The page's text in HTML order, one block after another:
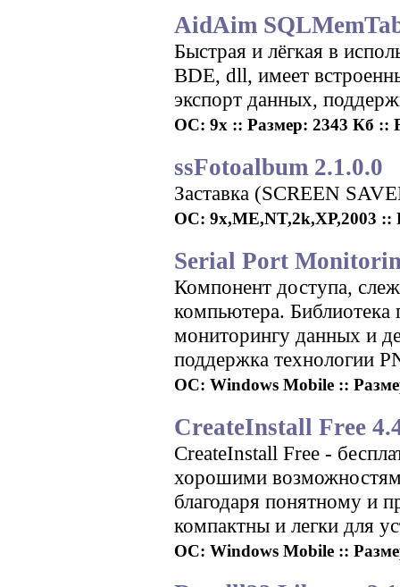
AidAim
Быстрая и лёгкая в
BDE, dll, имеет
экспорт данных,
ОС: 9x :: Размер: 2343 Кб ::
ssFotoalbum 2.1.0.0
Заставка (SCREEN
ОС: 9x,ME,NT,2k,XP,2003 ::
Serial Port
Компонент доступа,
компьютера. Библиотека
мониторингу данных и
поддержка технологии
ОС: Windows Mobile ::
CreateInstall Free
CreateInstall Free -
хорошими
благодаря понятному и
компактны и легки для
ОС: Windows Mobile ::